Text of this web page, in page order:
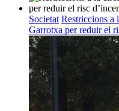
Societat Restriccions a
Garrotxa per reduir el